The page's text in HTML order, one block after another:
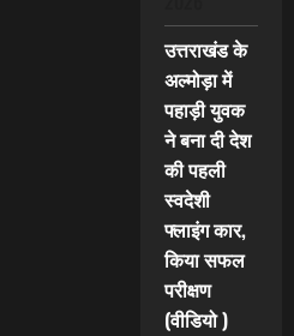
उत्तराखंड के
अल्मोड़ा में
पहाड़ी युवक
ने बना दी देश
की पहली
स्वदेशी
फ्लाइंग कार,
किया सफल
परीक्षण
(वीडियो )